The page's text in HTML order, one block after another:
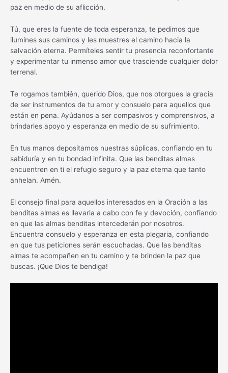
paz en medio de su aflicción.
Tú, que eres la fuente de toda esperanza, te pedimos que
ilumines sus caminos y les muestres el camino hacia la
salvación eterna. Permíteles sentir tu presencia reconfortante
y experimentar tu inmenso amor que trasciende cualquier dolor
terrenal.
Te rogamos también, querido Dios, que nos otorgues la gracia
de ser instrumentos de tu amor y consuelo para aquellos que
están en pena. Ayúdanos a ser compasivos y comprensivos, a
brindarles apoyo y esperanza en medio de su sufrimiento.
En tus manos depositamos nuestras súplicas, confiando en tu
sabiduría y en tu bondad infinita. Que las benditas almas
encuentren en ti el refugio seguro y la paz eterna que tanto
anhelan. Amén.
El consejo final para aquellos interesados en la Oración a las
benditas almas es llevarla a cabo con fe y devoción, confiando
en que las almas benditas intercederán por nosotros.
Encuentra consuelo y esperanza en esta plegaria, confiando
en que tus peticiones serán escuchadas. Que las benditas
almas te acompañen en tu camino y te brinden la paz que
buscas. ¡Que Dios te bendiga!